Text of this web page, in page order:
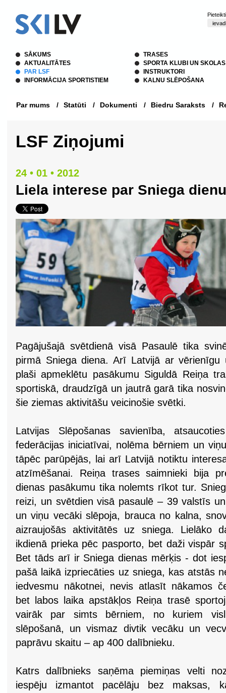
SĀKUMS
AKTUALITĀTES
PAR LSF
INFORMĀCIJA SPORTISTIEM
TRASES
SPORTA KLUBI UN SKOLAS
INSTRUKTORI
KALNU SLĒPOŠANA
Par mums / Statūti / Dokumenti / Biedru Saraksts /
LSF Ziņojumi
24 • 01 • 2012
Liela interese par Sniega
Pagājušajā svētdienā visā Pasaulē tika
pirmā Sniega diena. Arī Latvijā ar vērienīgu
plaši apmeklētu pasākumu Siguldā Reiņa
sportiskā, draudzīgā un jautrā garā tika
šie ziemas aktivitāšu veicinošie svētki.
Latvijas Slēpošanas savienība,
federācijas iniciatīvai, nolēma bērniem un
tāpēc parūpējās, lai arī Latvijā notiktu
atzīmēšanai. Reiņa trases saimnieki bija
dienas pasākumu tika nolemts rīkot tur.
reizi, un svētdien visā pasaulē – 39 valstīs
un viņu vecāki slēpoja, brauca no kalna,
aizraujošās aktivitātēs uz sniega. Lielāko
ikdienā prieka pēc pasporto, bet daži vispār
Bet tāds arī ir Sniega dienas mērķis - dot
pašā laikā izpriecāties uz sniega, kas atstās
iedvesmu nākotnei, nevis atlasīt nākamos
bet labos laika apstākļos Reiņa trasē
vairāk par simts bērniem, no kuriem
slēpošanā, un vismaz divtik vecāku un
paprāvu skaitu – ap 400 dalībnieku.
Katrs dalībnieks saņēma piemiņas velti
iespēju izmantot pacēlāju bez maksas,